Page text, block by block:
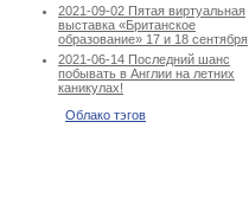
2021-09-02 Пятая виртуальная
выставка «Британское
образование» 17 и 18 сентября
2021-06-14 Последний шанс
побывать в Англии на летних
каникулах!
Облако тэгов